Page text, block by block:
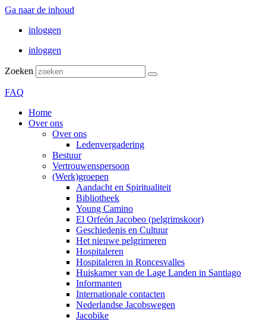
Ga naar de inhoud
inloggen
inloggen
Zoeken
FAQ
Home
Over ons
Over ons
Ledenvergadering
Bestuur
Vertrouwenspersoon
(Werk)groepen
Aandacht en Spiritualiteit
Bibliotheek
Young Camino
El Orfeón Jacobeo (pelgrimskoor)
Geschiedenis en Cultuur
Het nieuwe pelgrimeren
Hospitaleren
Hospitaleren in Roncesvalles
Huiskamer van de Lage Landen in Santiago
Informanten
Internationale contacten
Nederlandse Jacobswegen
Jacobike